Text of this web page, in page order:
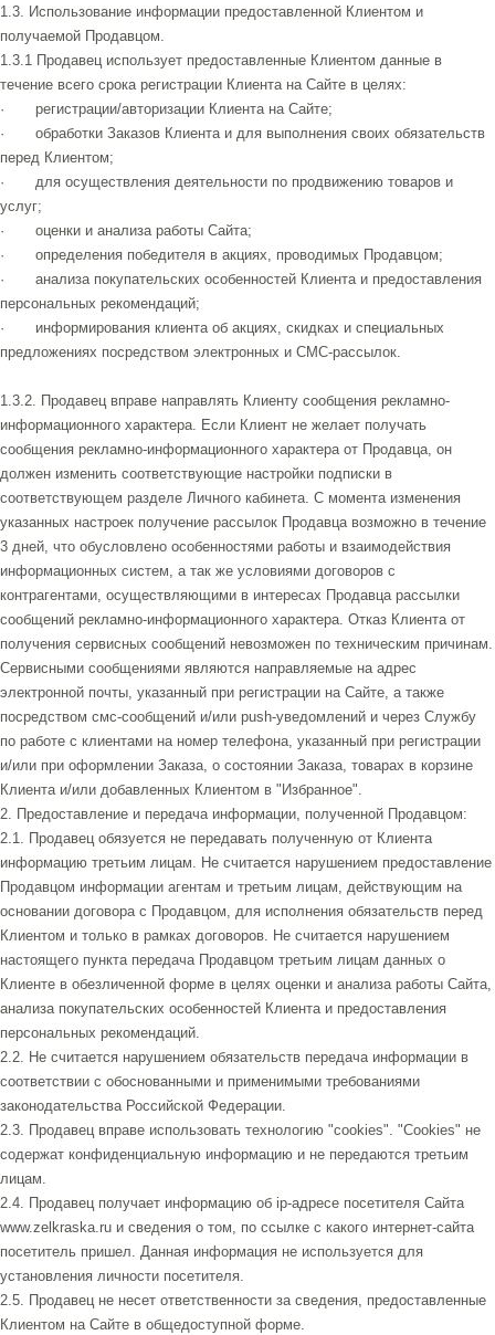
1.3. Использование информации предоставленной Клиентом и
получаемой Продавцом.
1.3.1 Продавец использует предоставленные Клиентом данные в
течение всего срока регистрации Клиента на Сайте в целях:
· регистрации/авторизации Клиента на Сайте;
· обработки Заказов Клиента и для выполнения своих обязательств
перед Клиентом;
· для осуществления деятельности по продвижению товаров и
услуг;
· оценки и анализа работы Сайта;
· определения победителя в акциях, проводимых Продавцом;
· анализа покупательских особенностей Клиента и предоставления
персональных рекомендаций;
· информирования клиента об акциях, скидках и специальных
предложениях посредством электронных и СМС-рассылок.
1.3.2. Продавец вправе направлять Клиенту сообщения рекламно-
информационного характера. Если Клиент не желает получать
сообщения рекламно-информационного характера от Продавца, он
должен изменить соответствующие настройки подписки в
соответствующем разделе Личного кабинета. С момента изменения
указанных настроек получение рассылок Продавца возможно в течение
3 дней, что обусловлено особенностями работы и взаимодействия
информационных систем, а так же условиями договоров с
контрагентами, осуществляющими в интересах Продавца рассылки
сообщений рекламно-информационного характера. Отказ Клиента от
получения сервисных сообщений невозможен по техническим причинам.
Сервисными сообщениями являются направляемые на адрес
электронной почты, указанный при регистрации на Сайте, а также
посредством смс-сообщений и/или push-уведомлений и через Службу
по работе с клиентами на номер телефона, указанный при регистрации
и/или при оформлении Заказа, о состоянии Заказа, товарах в корзине
Клиента и/или добавленных Клиентом в "Избранное".
2. Предоставление и передача информации, полученной Продавцом:
2.1. Продавец обязуется не передавать полученную от Клиента
информацию третьим лицам. Не считается нарушением предоставление
Продавцом информации агентам и третьим лицам, действующим на
основании договора с Продавцом, для исполнения обязательств перед
Клиентом и только в рамках договоров. Не считается нарушением
настоящего пункта передача Продавцом третьим лицам данных о
Клиенте в обезличенной форме в целях оценки и анализа работы Сайта,
анализа покупательских особенностей Клиента и предоставления
персональных рекомендаций.
2.2. Не считается нарушением обязательств передача информации в
соответствии с обоснованными и применимыми требованиями
законодательства Российской Федерации.
2.3. Продавец вправе использовать технологию "cookies". "Cookies" не
содержат конфиденциальную информацию и не передаются третьим
лицам.
2.4. Продавец получает информацию об ip-адресе посетителя Сайта
www.zelkraska.ru и сведения о том, по ссылке с какого интернет-сайта
посетитель пришел. Данная информация не используется для
установления личности посетителя.
2.5. Продавец не несет ответственности за сведения, предоставленные
Клиентом на Сайте в общедоступной форме.